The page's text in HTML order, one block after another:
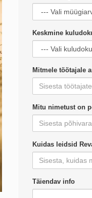
Keskmine
Mitmele töötajale
Mitu nimetust on
Kuidas leidsid
Täiendav info